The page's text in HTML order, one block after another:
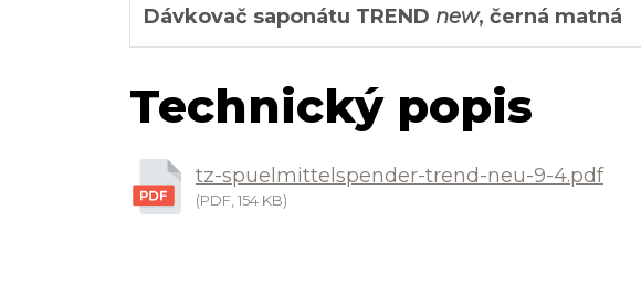
Dávkovač saponátu TREND new, černá matná
Technický popis
tz-spuelmittelspender-trend-neu-9-4.pdf
(PDF, 154 KB)